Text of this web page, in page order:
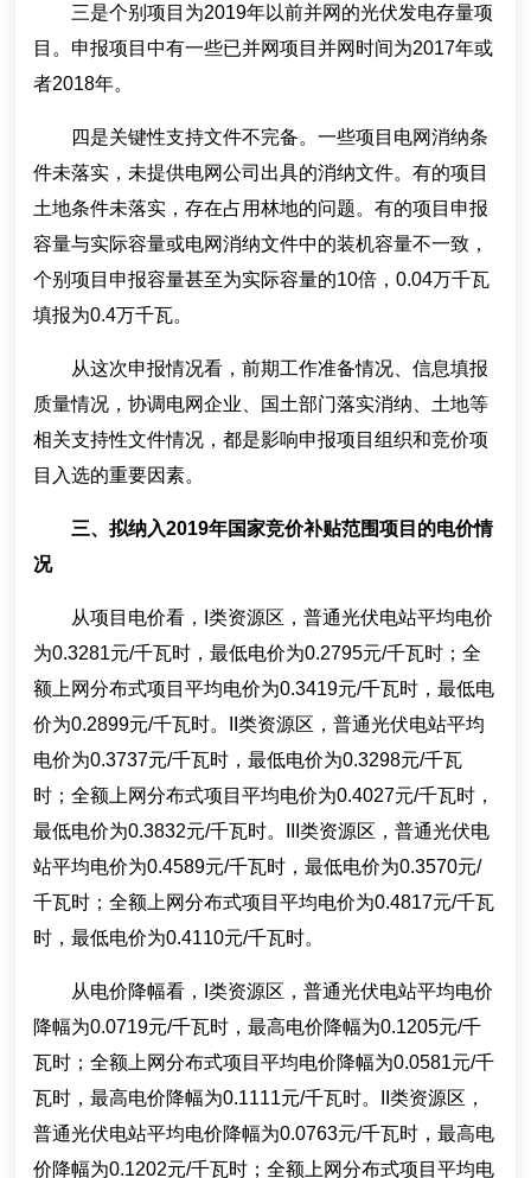
三是个别项目为2019年以前并网的光伏发电存量项
目。申报项目中有一些已并网项目并网时间为2017年或
者2018年。
四是关键性支持文件不完备。一些项目电网消纳条
件未落实，未提供电网公司出具的消纳文件。有的项目
土地条件未落实，存在占用林地的问题。有的项目申报
容量与实际容量或电网消纳文件中的装机容量不一致，
个别项目申报容量甚至为实际容量的10倍，0.04万千瓦
填报为0.4万千瓦。
从这次申报情况看，前期工作准备情况、信息填报
质量情况，协调电网企业、国土部门落实消纳、土地等
相关支持性文件情况，都是影响申报项目组织和竞价项
目入选的重要因素。
三、拟纳入2019年国家竞价补贴范围项目的电价情
况
从项目电价看，I类资源区，普通光伏电站平均电价
为0.3281元/千瓦时，最低电价为0.2795元/千瓦时；全
额上网分布式项目平均电价为0.3419元/千瓦时，最低电
价为0.2899元/千瓦时。II类资源区，普通光伏电站平均
电价为0.3737元/千瓦时，最低电价为0.3298元/千瓦
时；全额上网分布式项目平均电价为0.4027元/千瓦时，
最低电价为0.3832元/千瓦时。III类资源区，普通光伏电
站平均电价为0.4589元/千瓦时，最低电价为0.3570元/
千瓦时；全额上网分布式项目平均电价为0.4817元/千瓦
时，最低电价为0.4110元/千瓦时。
从电价降幅看，I类资源区，普通光伏电站平均电价
降幅为0.0719元/千瓦时，最高电价降幅为0.1205元/千
瓦时；全额上网分布式项目平均电价降幅为0.0581元/千
瓦时，最高电价降幅为0.1111元/千瓦时。II类资源区，
普通光伏电站平均电价降幅为0.0763元/千瓦时，最高电
价降幅为0.1202元/千瓦时；全额上网分布式项目平均电